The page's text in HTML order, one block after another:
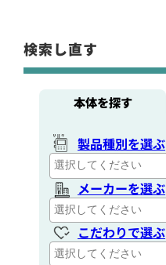
検索し直す
本体を探す
製品種別を選ぶ
メーカーを選ぶ
こだわりで選ぶ